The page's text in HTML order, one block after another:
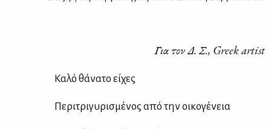
ΓιατονΔ. Σ., Greek artist
Κα­λό θά­να­το εί­χες
Πε­ρι­τρι­γυ­ρι­σμέ­νος από την οι­κο­γέ­νεια